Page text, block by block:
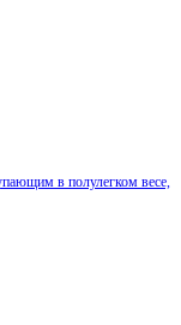
в полулегком весе,